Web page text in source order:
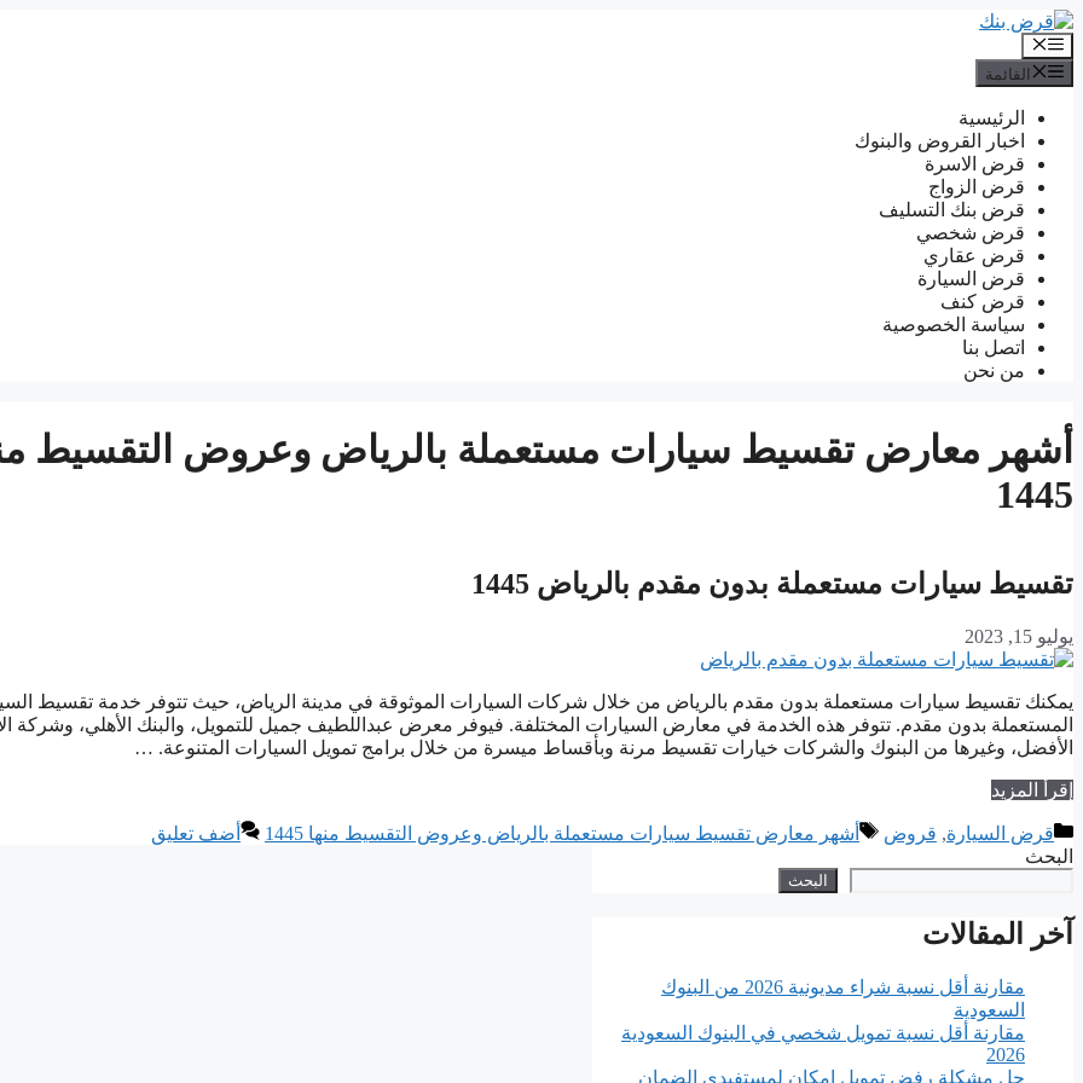
انتقل
إلى
المحتوى
القائمة
القائمة
الرئيسية
اخبار القروض والبنوك
قرض الاسرة
قرض الزواج
قرض بنك التسليف
قرض شخصي
قرض عقاري
قرض السيارة
قرض كنف
سياسة الخصوصية
اتصل بنا
من نحن
أشهر معارض تقسيط سيارات مستعملة بالرياض وعروض التقسيط
1445
تقسيط سيارات مستعملة بدون مقدم بالرياض 1445
يوليو 15, 2023
يمكنك تقسيط سيارات مستعملة بدون مقدم بالرياض من خلال شركات السيارات الموثوقة في مدينة الرياض، حيث تتوفر خدمة تقسيط
المستعملة بدون مقدم. تتوفر هذه الخدمة في معارض السيارات المختلفة. فيوفر معرض عبداللطيف جميل للتمويل، والبنك الأهلي، وشركة
الأفضل، وغيرها من البنوك والشركات خيارات تقسيط مرنة وبأقساط ميسرة من خلال برامج تمويل السيارات المتنوعة. …
إقرأ المزيد
التصنيفات
قرض السيارة, قروض الوسوم
أشهر معارض تقسيط سيارات مستعملة بالرياض وعروض التقسيط منها 1445
أضف تعليق
البحث
البحث
آخر المقالات
مقارنة أقل نسبة شراء مديونية 2026 من البنوك
السعودية
مقارنة أقل نسبة تمويل شخصي في البنوك السعودية
2026
حل مشكلة رفض تمويل إمكان لمستفيدي الضمان